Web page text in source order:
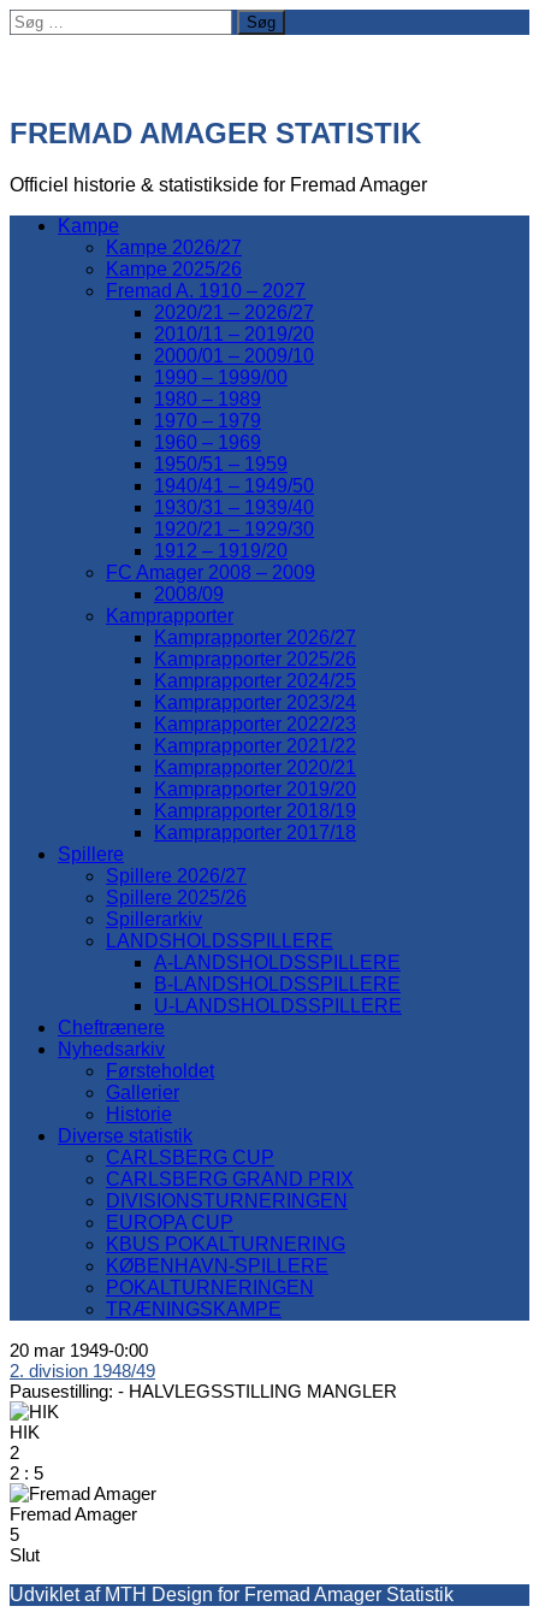
Søg
efter:
FREMAD AMAGER STATISTIK
Officiel historie & statistikside for Fremad Amager
Kampe
Kampe 2026/27
Kampe 2025/26
Fremad A. 1910 – 2027
2020/21 – 2026/27
2010/11 – 2019/20
2000/01 – 2009/10
1990 – 1999/00
1980 – 1989
1970 – 1979
1960 – 1969
1950/51 – 1959
1940/41 – 1949/50
1930/31 – 1939/40
1920/21 – 1929/30
1912 – 1919/20
FC Amager 2008 – 2009
2008/09
Kamprapporter
Kamprapporter 2026/27
Kamprapporter 2025/26
Kamprapporter 2024/25
Kamprapporter 2023/24
Kamprapporter 2022/23
Kamprapporter 2021/22
Kamprapporter 2020/21
Kamprapporter 2019/20
Kamprapporter 2018/19
Kamprapporter 2017/18
Spillere
Spillere 2026/27
Spillere 2025/26
Spillerarkiv
LANDSHOLDSSPILLERE
A-LANDSHOLDSSPILLERE
B-LANDSHOLDSSPILLERE
U-LANDSHOLDSSPILLERE
Cheftrænere
Nyhedsarkiv
Førsteholdet
Gallerier
Historie
Diverse statistik
CARLSBERG CUP
CARLSBERG GRAND PRIX
DIVISIONSTURNERINGEN
EUROPA CUP
KBUS POKALTURNERING
KØBENHAVN-SPILLERE
POKALTURNERINGEN
TRÆNINGSKAMPE
20 mar 1949-0:00
2. division 1948/49
Pausestilling: - HALVLEGSSTILLING MANGLER
HIK
2
2 : 5
Fremad Amager
5
Slut
Udviklet af MTH Design for Fremad Amager Statistik